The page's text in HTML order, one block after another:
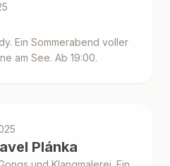
Ein Sommerabend voller
am See. Ab 19:00.
Plánka